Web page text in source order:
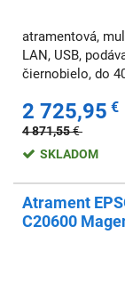
atramentová,
LAN, USB,
čiernobielo, do
2 725,95 €
4 871,55€
SKLADOM
Atrament
C20600